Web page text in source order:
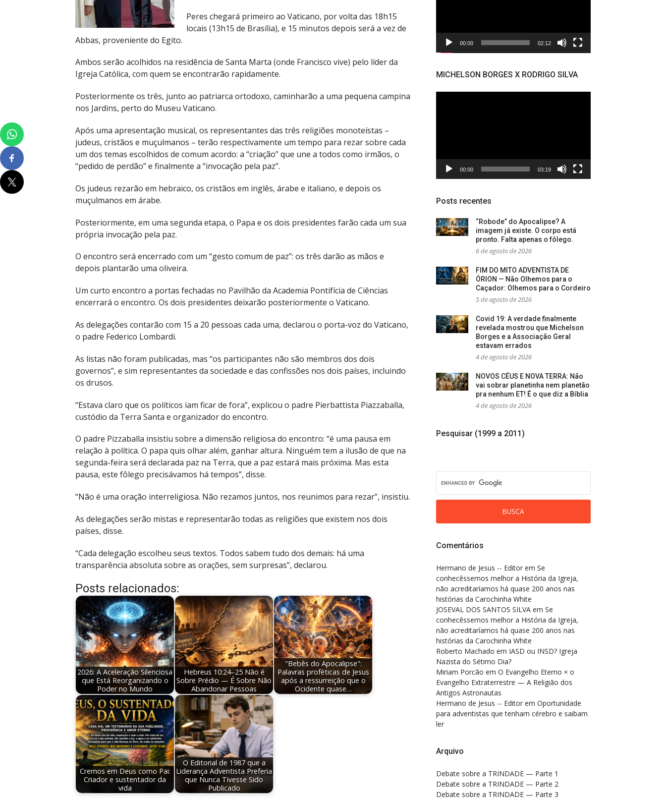
Peres chegará primeiro ao Vaticano, por volta das 18h15
locais (13h15 de Brasília), e 15 minutos depois será a vez de
Abbas, proveniente do Egito.
Ambos serão acolhidos na residência de Santa Marta (onde Francisco vive) pelo líder da
Igreja Católica, com quem se encontrarão rapidamente.
Posteriormente os três, junto ao patriarca ortodoxo, caminharão a uma pequena campina
nos Jardins, perto do Museu Vaticano.
Após uma apresentação musical, os representantes das três religiões monoteístas –
judeus, cristãos e muçulmanos – terão respectivamente um tempo para rezar sobre cada
um dos temas escolhidos de comum acordo: a “criação” que une a todos como irmãos, o
“pedido de perdão” e finalmente a “invocação pela paz”.
Os judeus rezarão em hebraico, os cristãos em inglês, árabe e italiano, e depois os
muçulmanos em árabe.
Posteriormente, em uma segunda etapa, o Papa e os dois presidentes farão cada um sua
própria invocação pela paz.
O encontro será encerrado com um “gesto comum de paz”: os três darão as mãos e
depois plantarão uma oliveira.
Um curto encontro a portas fechadas no Pavilhão da Academia Pontifícia de Ciências
encerrará o encontro. Os dois presidentes deixarão posteriormente o Vaticano.
As delegações contarão com 15 a 20 pessoas cada uma, declarou o porta-voz do Vaticano,
o padre Federico Lombardi.
As listas não foram publicadas, mas “os participantes não são membros dos dois
governos”, e sim representantes da sociedade e das confissões nos dois países, incluindo
os drusos.
“Estava claro que os políticos iam ficar de fora”, explicou o padre Pierbattista Piazzaballa,
custódio da Terra Santa e organizador do encontro.
O padre Pizzaballa insistiu sobre a dimensão religiosa do encontro: “é uma pausa em
relação à política. O papa quis olhar além, ganhar altura. Ninguém tem a ilusão de que na
segunda-feira será declarada paz na Terra, que a paz estará mais próxima. Mas esta
pausa, este fôlego precisávamos há tempos”, disse.
“Não é uma oração interreligiosa. Não rezamos juntos, nos reunimos para rezar”, insistiu.
As delegações serão mistas e representarão todas as religiões que existem nos dois
países, disse.
“Cada delegação escolheu seus textos. Todos sabem tudo dos demais: há uma
transparência absoluta sobre as orações, sem surpresas”, declarou.
Posts relacionados:
2026: A Aceleração Silenciosa
que Está Reorganizando o
Poder no Mundo
Hebreus 10:24–25 Não é
Sobre Prédio — É Sobre Não
Abandonar Pessoas
"Bebês do Apocalipse":
Palavras proféticas de Jesus
após a ressurreição que o
Ocidente quase…
Cremos em Deus como Pai:
Criador e sustentador da
vida
O Editorial de 1987 que a
Liderança Adventista Preferia
que Nunca Tivesse Sido
Publicado
00:00 02:12
MICHELSON BORGES X RODRIGO SILVA
00:00 03:19
Posts recentes
“Robode” do Apocalipse? A
imagem já existe. O corpo está
pronto. Falta apenas o fôlego.
6 de agosto de 2026
FIM DO MITO ADVENTISTA DE
ÓRION — Não Olhemos para o
Caçador: Olhemos para o Cordeiro
5 de agosto de 2026
Covid 19: A verdade finalmente
revelada mostrou que Michelson
Borges e a Associação Geral
estavam errados
4 de agosto de 2026
NOVOS CÉUS E NOVA TERRA: Não
vai sobrar planetinha nem planetão
pra nenhum ET! É o que diz a Bíblia
4 de agosto de 2026
Pesquisar (1999 a 2011)
Comentários
Hermano de Jesus -- Editor em Se
conhecêssemos melhor a História da Igreja,
não acreditaríamos há quase 200 anos nas
histórias da Carochinha White
JOSEVAL DOS SANTOS SILVA em Se
conhecêssemos melhor a História da Igreja,
não acreditaríamos há quase 200 anos nas
histórias da Carochinha White
Roberto Machado em IASD ou INSD? Igreja
Nazista do Sétimo Dia?
Miriam Porcão em O Evangelho Eterno × o
Evangelho Extraterrestre — A Religião dos
Antigos Astronautas
Hermano de Jesus -- Editor em Oportunidade
para adventistas que tenham cérebro e saibam
ler
Arquivo
Debate sobre a TRINDADE — Parte 1
Debate sobre a TRINDADE — Parte 2
Debate sobre a TRINDADE — Parte 3